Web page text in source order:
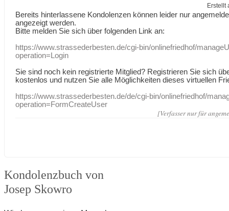
Erstellt
Bereits hinterlassene Kondolenzen können leider nur
angezeigt werden.
Bitte melden Sie sich über folgenden Link an:
https://www.strassederbesten.de/cgi-bin/onlinefriedhof/
operation=Login
Sie sind noch kein registrierte Mitglied? Registrieren Sie sich
kostenlos und nutzen Sie alle Möglichkeiten dieses virtuellen
https://www.strassederbesten.de/de/cgi-bin/onlinefriedhof/
operation=FormCreateUser
[Verfasser nur für
Kondolenzbuch von
Josep Skowro